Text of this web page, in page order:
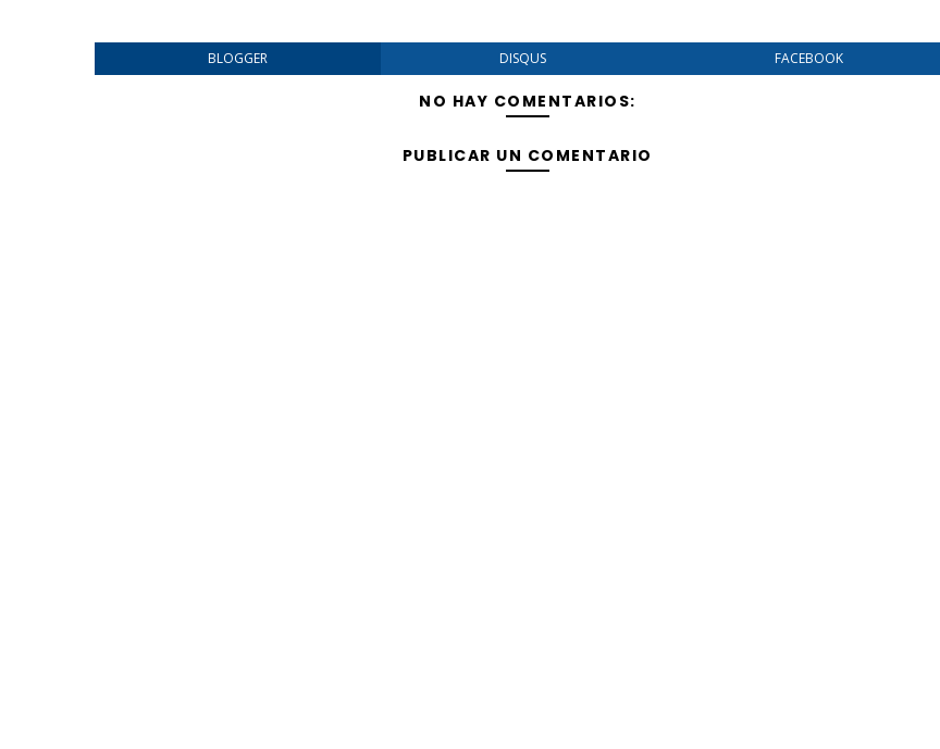
BLOGGER DISQUS FACEBOOK
NO HAY COMENTARIOS:
PUBLICAR UN COMENTARIO